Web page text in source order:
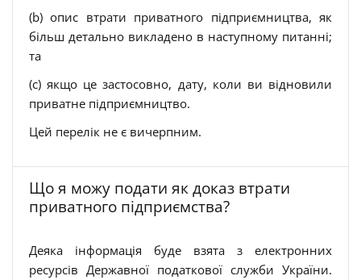
(b) опис втрати приватного підприємництва, як
більш детально викладено в наступному питанні;
та
(c) якщо це застосовно, дату, коли ви відновили
приватне підприємництво.
Цей перелік не є вичерпним.
Що я можу подати як доказ втрати
приватного підприємства?
Деяка інформація буде взята з електронних
ресурсів Державної податкової служби України.